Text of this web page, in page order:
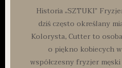
Historia „SZTUKI”
dziś często określany
Kolorysta, Cutter to
o piękno kobiecych
współczesny fryzjer